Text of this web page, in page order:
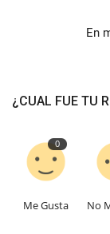
En
¿CUAL FUE TU
0
Me Gusta No